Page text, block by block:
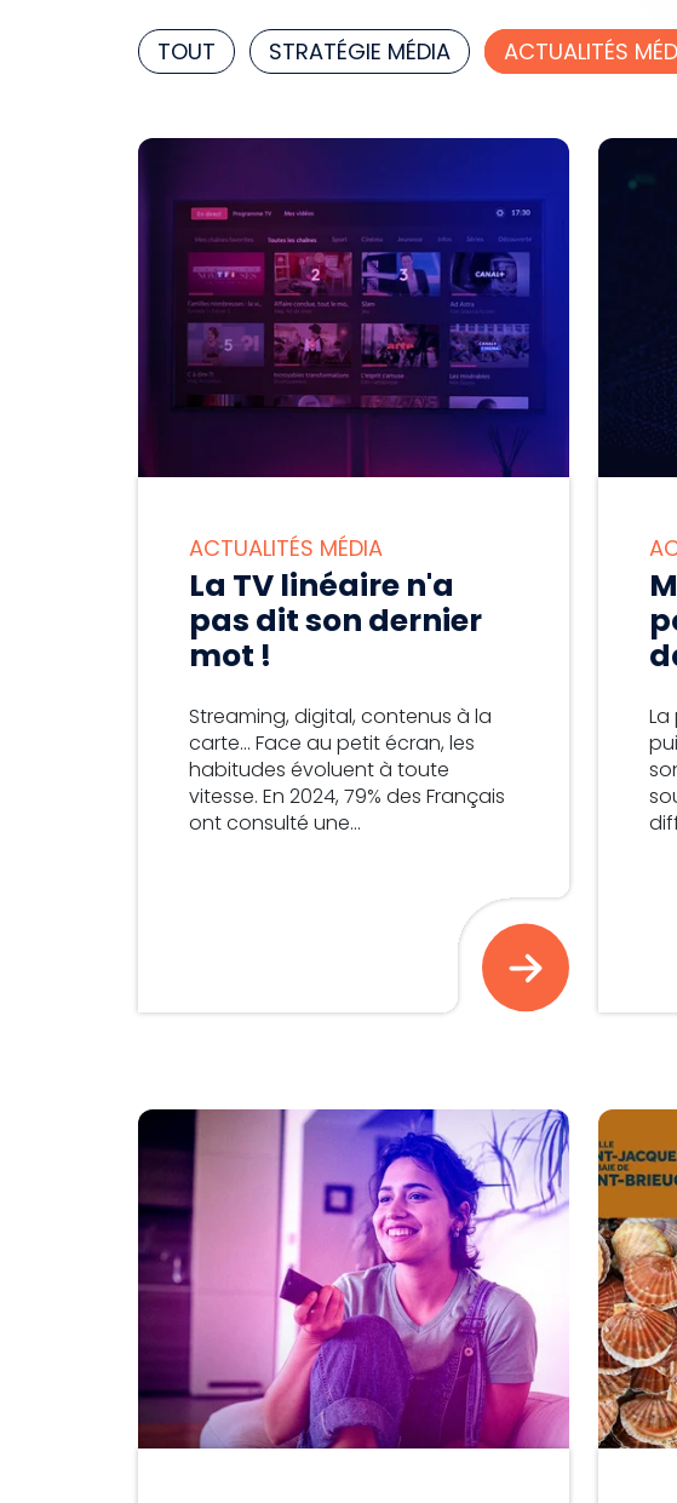
TOUT STRATÉGIE MÉDIA ACTUALITÉS
ACTUALITÉS MÉDIA
La TV linéaire n'a
pas dit son dernier
mot !
Streaming, digital, contenus à la
carte... Face au petit écran, les
habitudes évoluent à toute
vitesse. En 2024, 79% des Français
ont consulté une...